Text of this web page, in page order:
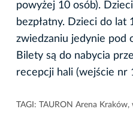
powyżej 10 osób).
bezpłatny. Dzieci do lat
zwiedzaniu jedynie pod
Bilety są do nabycia
recepcji hali (wejście nr
TAGI: TAURON Arena Kraków,